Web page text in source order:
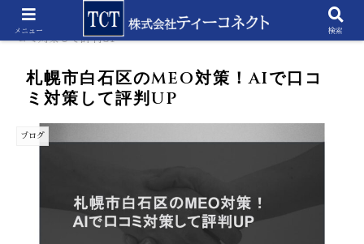
ホーム ブログ
札幌市白石区のMEO対策！AIで口
コミ対策して評判UP
札幌市白石区のMEO対策！AIで口コ
ミ対策して評判UP
ブログ
メニュー 検索